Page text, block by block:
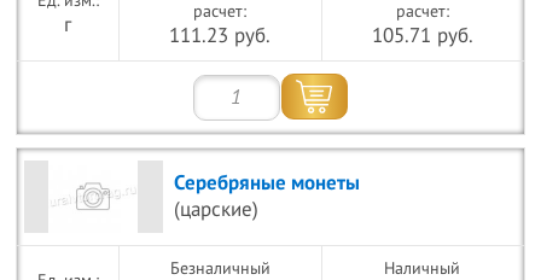
г
расчет:
111.23 руб.
расчет:
105.71 руб.
Серебряные монеты
(царские)
Безналичный
Наличный